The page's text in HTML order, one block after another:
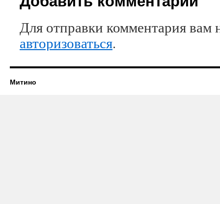
Для отправки комментария вам
авторизоваться.
Митино